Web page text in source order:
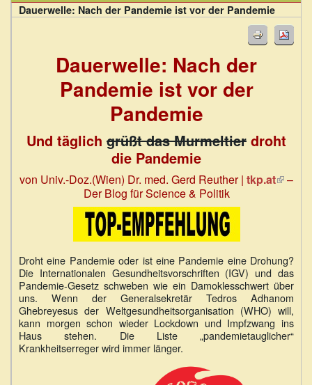
Dauerwelle: Nach der Pandemie ist vor der Pandemie
Dauerwelle: Nach der
Pandemie ist vor der
Pandemie
Und täglich grüßt das Murmeltier droht
die Pandemie
von Univ.-Doz.(Wien) Dr. med. Gerd Reuther| tkp.at(Link
–
Der Blog für Science & Politik
Droht eine Pandemie oder ist eine Pandemie eine Drohung?
Die Internationalen Gesundheitsvorschriften (IGV) und das
Pandemie-Gesetz schweben wie ein Damoklesschwert über
uns. Wenn der Generalsekretär Tedros Adhanom
Ghebreyesus der Weltgesundheitsorganisation (WHO) will,
kann morgen schon wieder Lockdown und Impfzwang ins
Haus stehen. Die Liste „pandemietauglicher“
Krankheitserreger wird immer länger.